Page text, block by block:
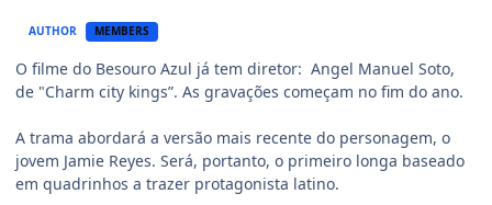
AUTHOR MEMBERS
O filme do Besouro Azul já tem diretor: Angel Manuel Soto,
de "Charm city kings”. As gravações começam no fim do ano.
A trama abordará a versão mais recente do personagem, o
jovem Jamie Reyes. Será, portanto, o primeiro longa baseado
em quadrinhos a trazer protagonista latino.